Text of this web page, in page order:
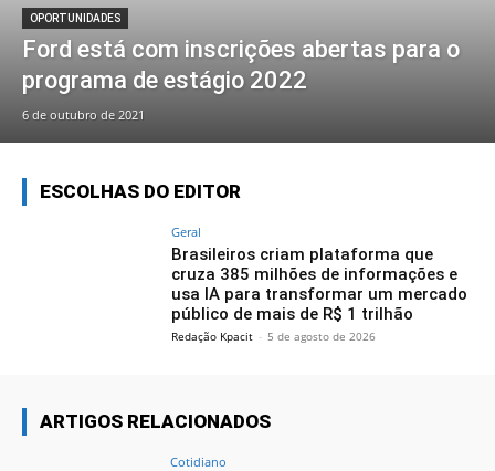
OPORTUNIDADES
Ford está com inscrições abertas para o
programa de estágio 2022
6 de outubro de 2021
ESCOLHAS DO EDITOR
Geral
Brasileiros criam plataforma que
cruza 385 milhões de informações e
usa IA para transformar um mercado
público de mais de R$ 1 trilhão
Redação Kpacit - 5 de agosto de 2026
ARTIGOS RELACIONADOS
Cotidiano